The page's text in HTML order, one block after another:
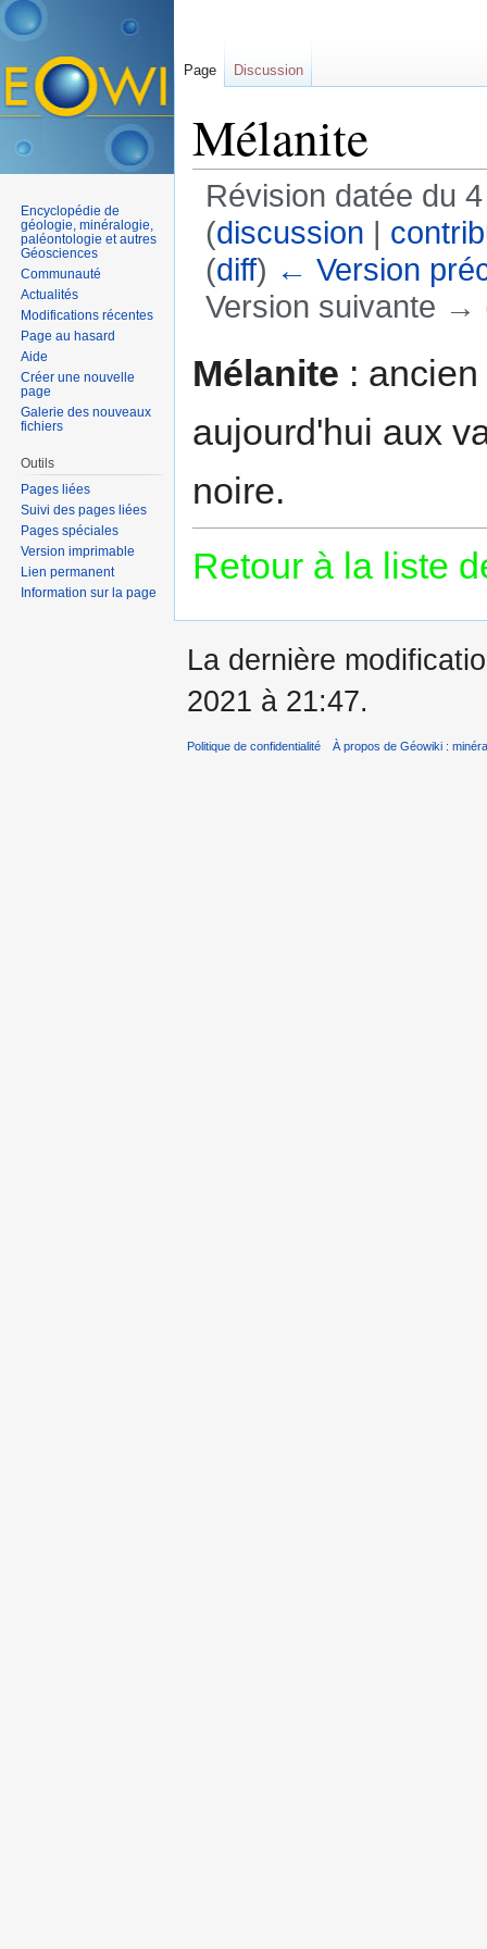
Mélanite
Révision datée du
(discussion |
(diff) ← Version
Version suivante →
Mélanite :
aujourd'hui aux
noire.
Retour à la liste
Page Discussion
Encyclopédie de
géologie, minéralogie,
paléontologie et autres
Géosciences
Communauté
Actualités
Modifications récentes
Page au hasard
Aide
Créer une nouvelle
page
Galerie des nouveaux
fichiers
Outils
Pages liées
Suivi des pages liées
Pages spéciales
Version imprimable
Lien permanent
Information sur la page
La dernière
2021 à 21:47.
Politique de confidentialité À propos de Géowiki :